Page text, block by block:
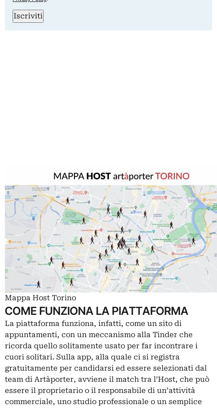
Iscriviti
Mappa Host Torino
COME FUNZIONA LA PIATTAFORMA
La piattaforma funziona, infatti, come un sito di
appuntamenti, con un meccanismo alla Tinder che
ricorda quello solitamente usato per far incontrare i
cuori solitari. Sulla app, alla quale ci si registra
gratuitamente per candidarsi ed essere selezionati dal
team di Artàporter, avviene il match tra l’Host, che può
essere il proprietario o il responsabile di un’attività
commerciale, uno studio professionale o un semplice